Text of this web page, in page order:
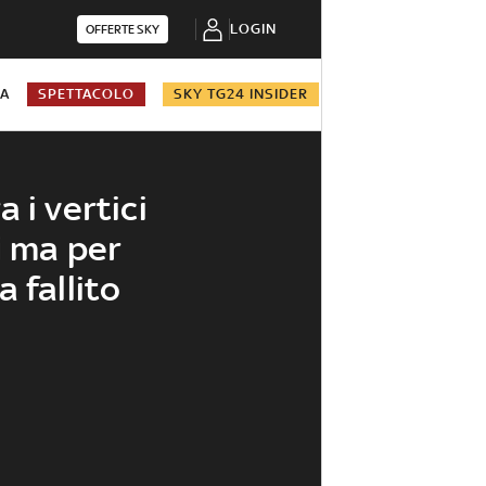
OFFERTE SKY LOGIN
SPETTACOLO SKY TG24 INSIDER
i vertici
per
fallito